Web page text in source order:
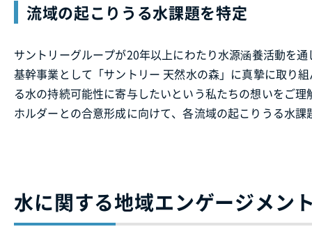
流域の起こりうる水課題を特定
サントリーグループが20年以上にわたり水源涵養活動を
基幹事業として「サントリー 天然水の森」に真摯に取り
る水の持続可能性に寄与したいという私たちの想いをご
ホルダーとの合意形成に向けて、各流域の起こりうる水
水に関する地域エンゲージメン